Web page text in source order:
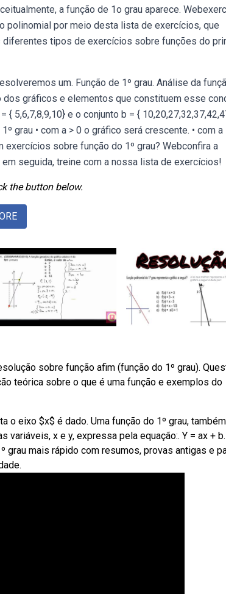
a função de 1o grau aparece.
polinomial por meio desta lista de exercícios, que
tipos de exercícios sobre funções do
um. Função de 1º grau. Análise da
gráficos e elementos que constituem esse
5,6,7,8,9,10} e o conjunto b = {
grau • com a > 0 o gráfico será crescente. • com a
sobre função do 1º grau? Webconfira a
seguida, treine com a nossa lista de exercícios!
the button below.
sobre função afim (função do 1º grau).
teórica sobre o que é uma função e exemplos do
eixo $x$ é dado. Uma função do 1º grau, também
variáveis, x e y, expressa pela equação:. Y = ax + b.
grau mais rápido com resumos, provas antigas e